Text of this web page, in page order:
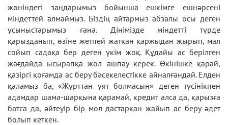
жөніндегі заңдарымыз бойынша ешкімге ешнәрсені
міндеттей алмаймыз. Біздің айтармыз абзалы осы деген
ұсыныстарымыз ғана. Дінімізде міндетті түрде
қарызданып, өзіне жетпей жатқан қаржыдан жырып, мал
сойып садақа бер деген үкім жоқ. Құдайы ас берілген
жағдайда ысырапқа жол ашпау керек. Өкінішке қарай,
қазіргі қоғамда ас беру бәсекелестікке айналғандай. Елден
қаламыз ба, «Жұрттан ұят болмасын» деген түсінікпен
адамдар шама-шарқына қарамай, кредит алса да, қарызға
батса да, әйтеуір бір мол дастарқан жайып ас беру әдет
болып кеткен.